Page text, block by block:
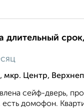
длительный
Центр,
сейф-дверь,
есть домофон.